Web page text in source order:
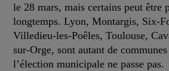
le 28 mars, mais certains peut être
longtemps. Lyon, Montargis, Six-
Villedieu-les-Poêles, Toulouse,
sur-Orge, sont autant de
l’élection municipale ne passe pas.